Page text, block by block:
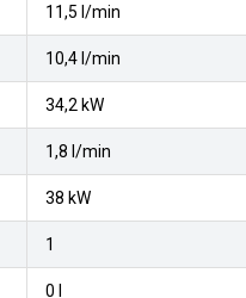
11,5 l/min
10,4 l/min
34,2 kW
1,8 l/min
38 kW
1
0 l